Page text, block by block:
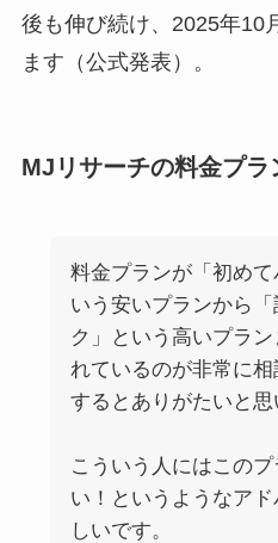
後も伸び続け、2025年10
ます（公式発表）。
MJリサーチの料金プラ
料金プランが「初めて
いう安いプランから「
ク」という高いプラン
れているのが非常に相
するとありがたいと思
こういう人にはこの
い！というようなア
しいです。